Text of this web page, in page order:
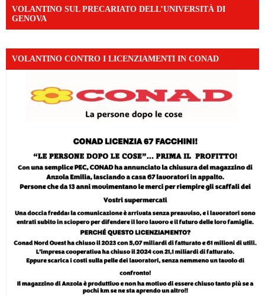
VOLANTINO SUL PRECARIATO DELL’UNIVERSITÀ DI
GENOVA
VOLANTINO CONTRO I LICENZIAMENTI IN CONAD